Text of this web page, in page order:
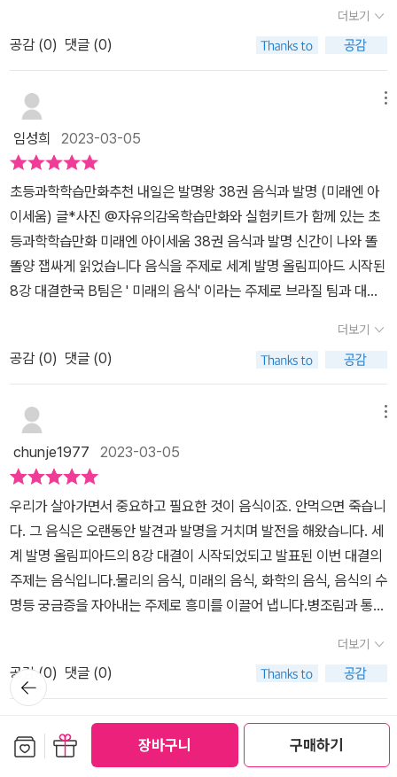
장바구니 구매하기
제품들이 다 들어 있어서 따뜻한 물만 준비하면 되더라고요.집에서
과학실험을 한 적은 거의 없었기 때문에 울 뜬금군의 반응이 참 좋았
는데요.기분좋은 인증샷도 한 장 찍고서 실험을 시작해보았어요.​준비
물은 효모인 건조이스트와 설탕, 플라스틱 병, 풍선, 빨대, 꾸밈 스티
커가 있고요.개인 준비물로 투명 컵과 따뜻한 물이 있으면 바로 실험
을 할 수 있어요.​방법은 투명한 컵에 물 100ml를 넣어주시고요.여기
에 효모를 모두 넣고 빨대로 잘 저어주심 된답니다.​그 이후로 효모를
녹인 용액을 플라스틱 병에 절반 정도 채우고요.빨대를 이용하여 여
기에 설탕 다섯 숟가락을 넣어주면 OK!이에요.​이제 풍선을 플라스틱
병 입구에 끼워주시고요.제공된 꾸밈 스티커로 플라스틱 병에 취향대
로 붙여주시면 된답니다.​이제 플라스틱 병을 잡고 조심히 흔들어서
설탕을 녹여주시고요.30분에서 1시간 정도 변화를 관찰하면 된답니
이렇게 부풀어 있는 모습!​이는 울 뜬금군은 물론 2,3호 아이들에게도
이니 여러분도 집에서 재미있게 도전해보심 좋겠다 싶어요.​책을 읽고
것을 워낙 좋아하는 아이인지라 우리가 먹는 음식들이 과학과 발명의
산물이라는 것을 신기해하더라고요.다만 이날은 과식을 한 터라 속이
안좋은 상태여서요.아이는 아쉬움이 가득하였는데 ㅎ 금새 컨디션을
회복했답니다.​지금까지 울 아이와 함께 재미있게 읽고 과학실험까지
해보았던 어린이과학만화 <내일은 발명왕 38 음식과 발명>에 대해
서 기록해보았는데요.38권부터 읽어보았는데, 1권부터 37권도 이
기회에 정주행해보면 좋겠다는 생각이 들었답니다.​과학하면 어렵게
생각했었는데 우리 주변에서 다양한 과학을 만나볼 수 있는 듯 한데
요.이런 기회를 통해 과학을 더 가깝게 접하고 생각할 수 있어 넘 좋은
듯 합니다.​새학기가 시작되어서 우리 아이들도 신경을 썼겠지만,엄마
은데요.​그럼 저는 여기까지.편안한 주말 보내세요!- 도서무상제공받
음 -#내일은발명왕, #발명왕, #과학만화, #초등과학만화, #어린이
씩 솜씨를 발휘하기 시작했네요 일단 배부터 채우러 간 많은 친구들
사이에서 유독 빛나는 것은 아마도 한대범군인 것 같네요 빵을 구울
다고 하는데요 발효라는 것이 아마도 우리가 가장 가까이서 경험할
수 있는 음식에 관한 과학이 아닐까 해요​​ 맛있는 빵을 만들기 위해 아
주 중요한 것 중에 하나가 바로 달콤한 머랭 인데요 머랭 이야기가 나
오자 바로 프랑스와 이탈리아팀에서 견제를 시작하네요​ 여기에서 분
자요리라는 것이 나왔는데 식재료를 분자 단위로 연구하고 분석하며
과학의 원리를 이용해서 새로운 식감을 가진 요리를 만들어내는 것이
라고 해요​​ 다른 친구들은 또 어떤 재미있는 이야기 거리에서 과학을
찾아내고 있을까요? 우리 주변에서 가장 쉽게 구할 수 있고 맛있는
때 식초와 소금이라는 두 가지 화학물질을 넣어서 단백질을 빠르게
응고시키고 삼투압 작용으로 달걀 안쪽에 수분이 밖으로 빠져나가게
해서 깨지지 않은 예쁘게 생긴 삶은 달걀을 만들 수 있는 거죠​​​ 와우 돌
고 돌아서 드디어 우리 한국B팀이 고민해야 될 미래에 대한 음식이
등장했네요 미래의 음식은 알약 하나를 먹고도 다양한 맛을 느끼게
해주는 그런 상상 속에 있는 음식일 수도 있지만 실제로 우주선에 공
급되는 다양한 음식들도 미래 음식이라고 볼 수 있지요 그런데 생각
보다 맛이 없다는 게 함정인가요? ㅎㅎ ​ 이번 대결에서도 너무 재미
있는 결과를 만나볼수있어욧 결과를 모르더라도 과정을 함께 살펴보
면서 재미있는 에피소드들이 많아 책에 있는 매력은 모두 느끼셨을
거라고 생각해요 하지만 진짜 결과는 정말 궁금하실 거 같은데요 우
리모두 책에서 만나요~​#내일은발명왕 #발명왕 #과학만화 #초등과
음식과 요리에 관련된 각종 발명품과 작동 원리에 대해 알 수 있도록
구성되어 있는데요. 아이들이 평소에도 잘 먹는 음식들을 통해 과학
을 만나고 실험을 하니 더 재미있게 볼 수 있었던 주제였던 거 같아요.
^^ #내일은발명왕38, #내일은발명왕, #음식과발명, #발명왕, #과
학만화, #초등과학만화, #어린이만화책, #과학발명만화, #어린이도
서, #재밌는만화책, #초등만화책추천, #초등만화책, #초등도서, #어
린이추천도서, #미래엔아이세움, #아이세움, 8강 대결의 주제
는? 제 1화의 이야기는 8강 대결의 주제를 담고 있는데요. 그림도 생
동감 있고 아이들이 푸~욱 빠질 거 같아요. ^^ 그런데 대결의 주제는
뭘까요?!세계 발명 올림피아드 본부에서는 8강에 출전하는 각 팀의
대표들이 나와 공을 뽑게 되고 색깔이 같은 팀끼리 8강 대결을 펼치
게 되는데요. 어떤 대회를 펼치게 될까요?! 한국은 B팀과 C팀으로 두
팀이 있어서 왠지 뿌듯함을 느끼며 볼 수 있었던 과학만화책이였는데
요. 각 팀 별로 물리의 음식, 미래의 음식, 화학의 음식, 음식의 수명에
과정을 이용한 불풀어 오르는 풍선을 실험 할 수 있어요. 경고의 반드
시 주의 사항을 먼저 읽고 시작하세요! 와 함께~! 아이들이 쉽게 이해
할 수 있도록 그림과 짧은 글로 이루어져 있어요.저희 집 아이들이 실
험순서에 맞게 나누어 실험을 진행했어요~!내일은 발명왕 38권에서
는 초등 과학 교과서 ‘4학년 1학기 ? 식물의 한살이‘ 단원에서 식물의
재배 환경과 '5학년 2학기 ? 산과 염기’ 단원'에서 산성, 염기성, 중화
반응‘ 등 우리 아이들이 꼭 알고 넘어가야 하는 교과서 속 핵심 원리들
을 재미있게 배우며 구성된 실험키트로 집에서 쉽게 실험도 하며 더
과학을 더 생생하고 재미있게 배울 수 있는 초등과학만화책 꼭 만나
보세요~! 초등과학만화 왕 추천~! ^^
더보기
공감 (0) 댓글 (0)
임성희 2023-03-05
초등과학학습만화추천 내일은 발명왕 38권 음식과 발명 (미래엔 아
이세움) 글*사진 @자유의감옥학습만화와 실험키트가 함께 있는 초
등과학학습만화 미래엔 아이세움 38권 음식과 발명 신간이 나와 똘
똘양 잽싸게 읽었습니다 음식을 주제로 세계 발명 올림피아드 시작된
8강 대결한국 B팀은 ' 미래의 음식' 이라는 주제로 브라질 팀과 대결
엿보이는 발명품을 통해 발효 , 진공 포장 , 냉매 , 전홰질과 같은 교과
서 속 과학 이론을 재미있게 만날 수 있는 초등과학학습만화랍니다
음식을 요리라고만 생각했지 발명과 연결지어 생각해 본 적이 없었던
지라 만화 속 과학 이론과 상식이 신기한 똘똘양​이번 실험 키트와 연
꼼하게 읽었답니다 과학발명식에 세상을 바꾼 발명품에 소개된 냉장
고 냉매가 기화될 때 열을 흡수하는 원리로 만들어졌는데 증발기가
냉매가 기화될 때 열을 빼앗아 시원하게 만든다는 원리도 배웠답니다
​ 냉매가 열을 방출하면서 액체 상태로 변하게 해주는 응축관​기체 상
태의 냉매를 압축해 뜨거운 상태로 만든 후 응축관으로 보내는 압축
기 까지 ​냉장고의 작동 원리를 꼼꼼히 배울 수 있는 유익한 책 속 부록
과학 발명실 세상을 바꾼 발명품​꼼곰히 읽었답니다 ​분자 요리 , 냉장
고 , 레토르트 식품 등 발명품을 통해 자연스럽게 과학 이론을 배울 수
있는 장점과 함께 내일은 발명왕 38권은 초등 과학 교과와도 연계하
여 읽을 수 있는 장점도 있답니다 ​초등 4학년 1학기 - 식물의 한살이
구성하여 학습 효과가 좋아요발효과정 실험이 가능한 내일은 발명왕
38권 음식과 발명실험 키트 ' 부풀어 오르는 풍선 ' ​똘똘양 실험을 할
더보기
공감 (0) 댓글 (0)
chunje1977 2023-03-05
우리가 살아가면서 중요하고 필요한 것이 음식이죠. 안먹으면 죽습니
다. 그 음식은 오랜동안 발견과 발명을 거치며 발전을 해왔습니다. 세
계 발명 올림피아드의 8강 대결이 시작되었되고 발표된 이번 대결의
주제는 음식입니다.물리의 음식, 미래의 음식, 화학의 음식, 음식의 수
명등 궁금증을 자아내는 주제로 흥미를 이끌어 냅니다.병조림과 통조
발명의 과정인 발효, 진공 포장, 냉매, 전해질과 같은 교과서 속 과학
이론을 재미있게 만나게 되죠.금강산도 식후경!대결에 앞서 배고픈
아이들은 빵만들기를 진행하며 효모나 발효에 대해서, 머랭을 만들며
분자요리, 달걀을 삶으며 삼투압 현상 등 음식과 요리에 관련된 각종
발명품과 작동 원리를 자연스럽게 설명을 하고 있습니다.너무나 자연
더보기
공감 (0) 댓글 (0)
2023-03-05
뒤로가
기